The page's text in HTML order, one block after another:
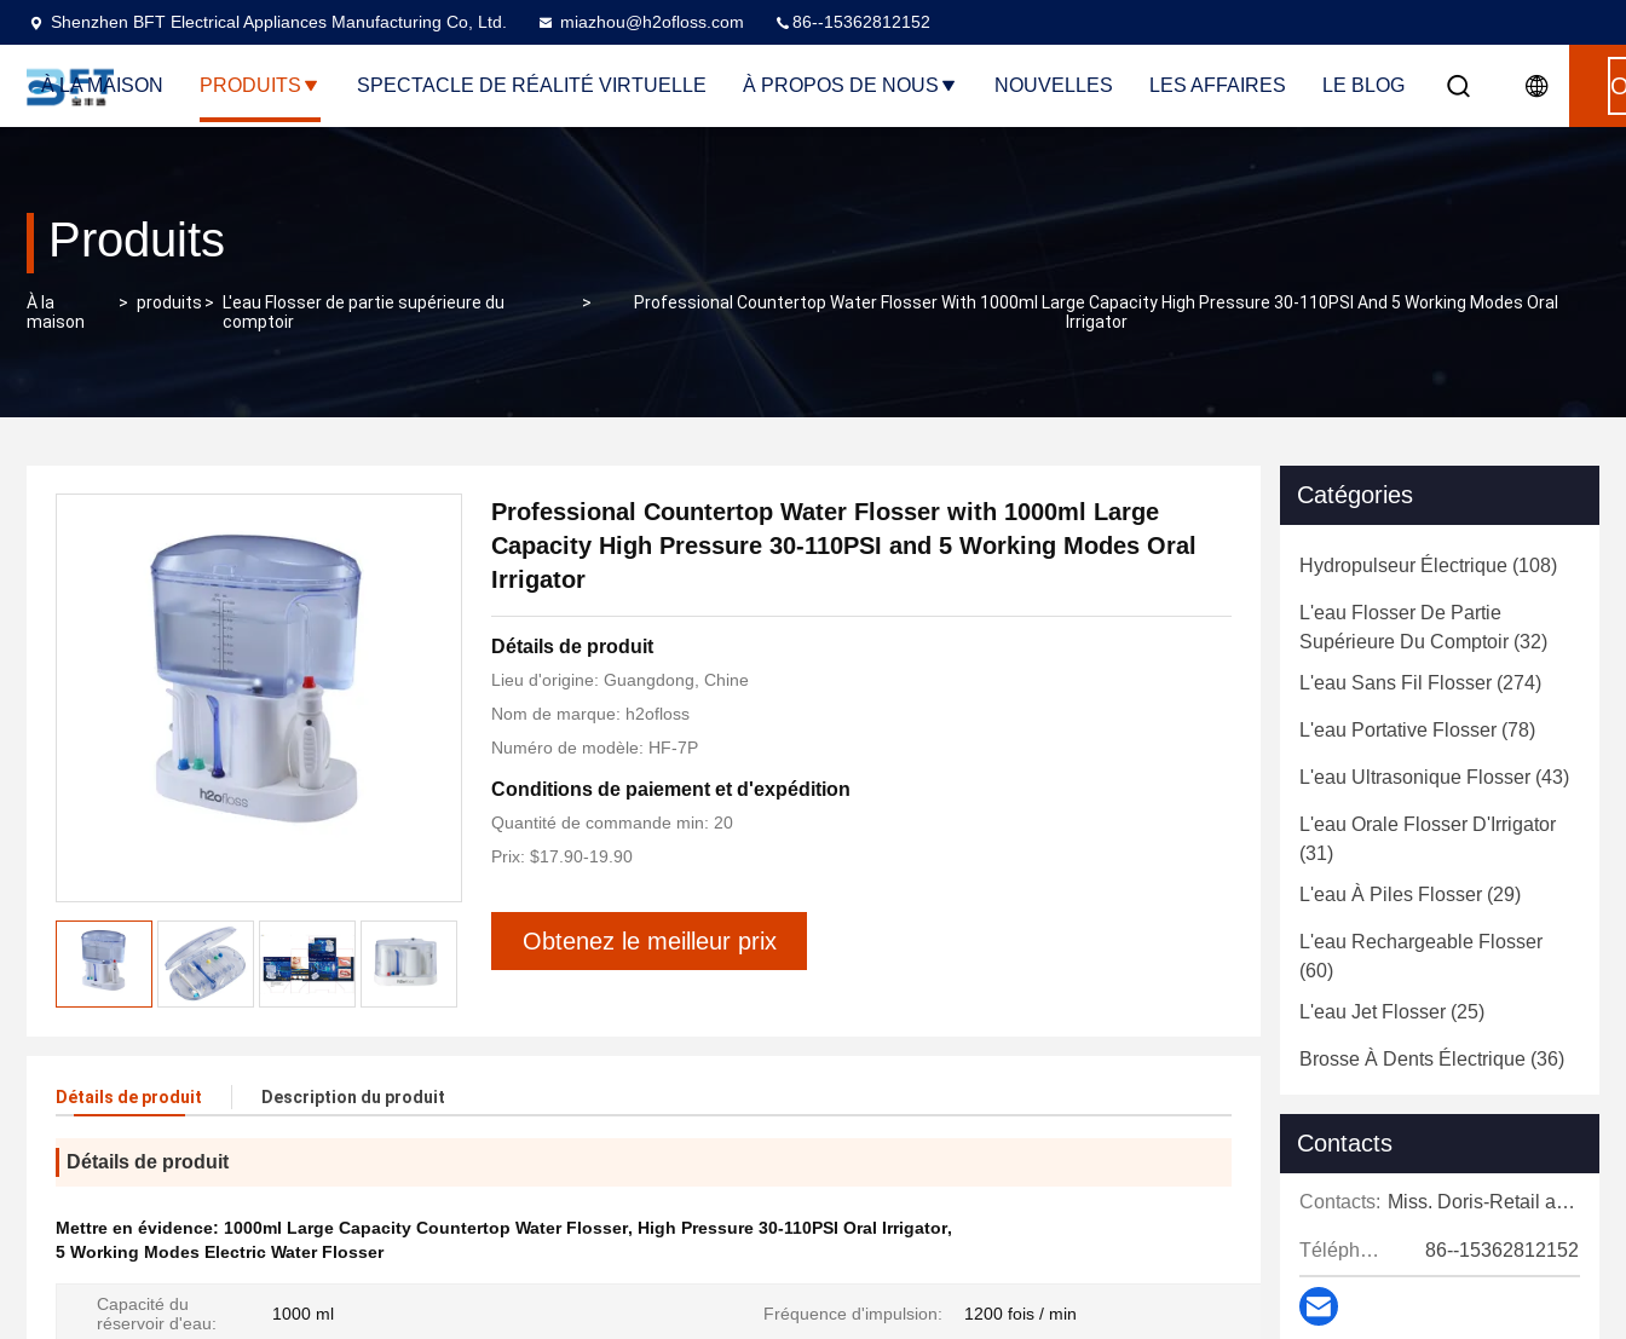
Shenzhen BFT Electrical Appliances Manufacturing Co, Ltd. miazhou@h2ofloss.com 86--15362812152
À LA MAISON PRODUITS SPECTACLE DE RÉALITÉ VIRTUELLE À PROPOS DE NOUS NOUVELLES LES AFFAIRES LE BLOG
Produits
À la
maison
> produits >
L'eau Flosser de partie supérieure du
comptoir
>
Professional Countertop Water Flosser With 1000ml Large Capacity High Pressure 30-110PSI And 5 Working Modes Oral
Irrigator
Professional Countertop Water Flosser with 1000ml Large
Capacity High Pressure 30-110PSI and 5 Working Modes Oral
Irrigator
Détails de produit
Lieu d'origine: Guangdong, Chine
Nom de marque: h2ofloss
Numéro de modèle: HF-7P
Conditions de paiement et d'expédition
Quantité de commande min: 20
Prix: $17.90-19.90
Obtenez le meilleur prix
Détails de produit Description du produit
Détails de produit
Mettre en évidence: 1000ml Large Capacity Countertop Water Flosser, High Pressure 30-110PSI Oral Irrigator,
5 Working Modes Electric Water Flosser
Capacité du
réservoir d'eau:
1000 ml Fréquence d'impulsion: 1200 fois / min
Catégories
Hydropulseur Électrique (108)
L'eau Flosser De Partie
Supérieure Du Comptoir (32)
L'eau Sans Fil Flosser (274)
L'eau Portative Flosser (78)
L'eau Ultrasonique Flosser (43)
L'eau Orale Flosser D'Irrigator
(31)
L'eau À Piles Flosser (29)
L'eau Rechargeable Flosser
(60)
L'eau Jet Flosser (25)
Brosse À Dents Électrique (36)
Contacts
Contacts: Miss. Doris-Retail and after-sales support
Téléphone: 86--15362812152